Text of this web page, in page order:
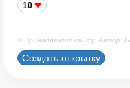
10
© Принадлежит сайту. Автор:
Создать открытку